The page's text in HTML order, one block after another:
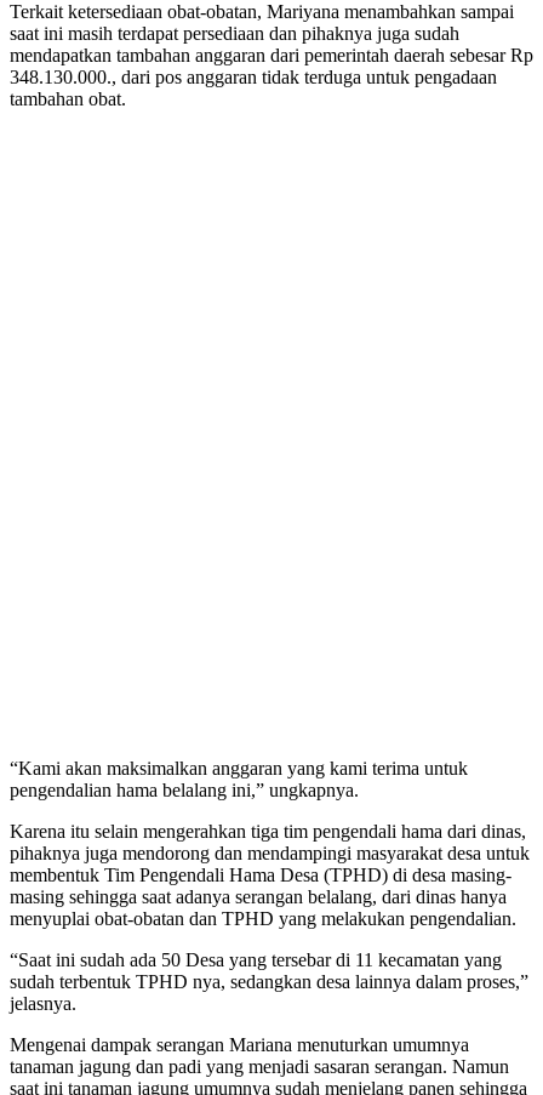
Terkait ketersediaan obat-obatan, Mariyana menambahkan sampai
saat ini masih terdapat persediaan dan pihaknya juga sudah
mendapatkan tambahan anggaran dari pemerintah daerah sebesar Rp
348.130.000., dari pos anggaran tidak terduga untuk pengadaan
tambahan obat.
“Kami akan maksimalkan anggaran yang kami terima untuk
pengendalian hama belalang ini,” ungkapnya.
Karena itu selain mengerahkan tiga tim pengendali hama dari dinas,
pihaknya juga mendorong dan mendampingi masyarakat desa untuk
membentuk Tim Pengendali Hama Desa (TPHD) di desa masing-
masing sehingga saat adanya serangan belalang, dari dinas hanya
menyuplai obat-obatan dan TPHD yang melakukan pengendalian.
“Saat ini sudah ada 50 Desa yang tersebar di 11 kecamatan yang
sudah terbentuk TPHD nya, sedangkan desa lainnya dalam proses,”
jelasnya.
Mengenai dampak serangan Mariana menuturkan umumnya
tanaman jagung dan padi yang menjadi sasaran serangan. Namun
saat ini tanaman jagung umumnya sudah menjelang panen sehingga